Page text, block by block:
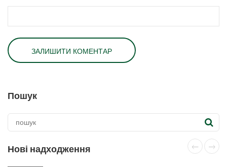
Пошук
Нові надходження